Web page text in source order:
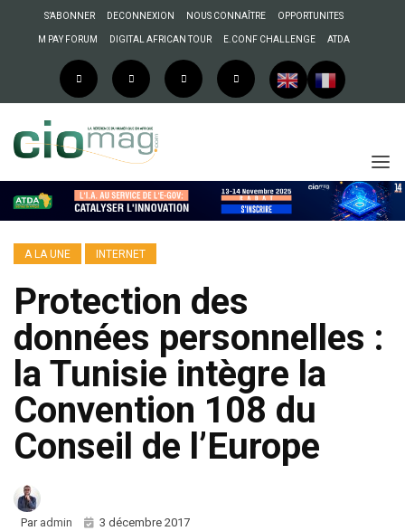
S’ABONNER DECONNEXION NOUS CONNAÎTRE OPPORTUNITES
M PAY FORUM DIGITAL AFRICAN TOUR E.CONF CHALLENGE ATDA
A LA UNE INTERNET
Protection des
données personnelles :
la Tunisie intègre la
Convention 108 du
Conseil de l’Europe
Par admin 3 décembre 2017